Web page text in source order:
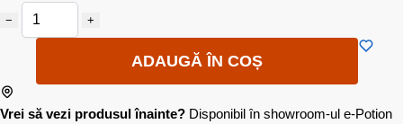
− +
ADAUGĂ ÎN COȘ
Vrei să vezi produsul înainte? Disponibil în showroom-ul e-Potion